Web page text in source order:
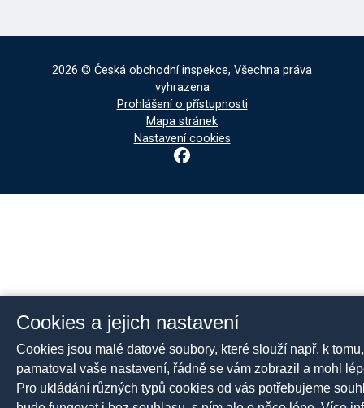
2026 © Česká obchodní inspekce, Všechna práva
vyhrazena
Prohlášení o přístupnosti
Mapa stránek
Nastavení cookies
Cookies a jejich nastavení
Cookies jsou malé datové soubory, které slouží např. k
pamatoval vaše nastavení, řádně se vám zobrazil a mohl
Pro ukládání různých typů cookies od vás potřebujeme